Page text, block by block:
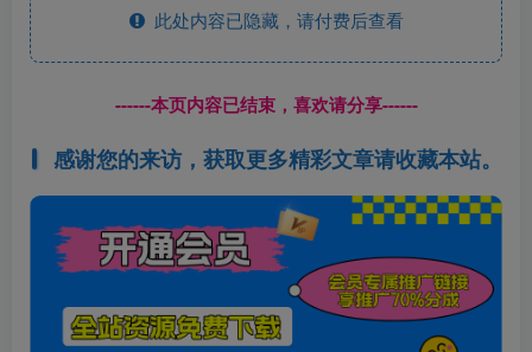
此处内容已隐藏，请付费后查看
------本页内容已结束，喜欢请分享------
感谢您的来访，获取更多精彩文章请收藏本站。